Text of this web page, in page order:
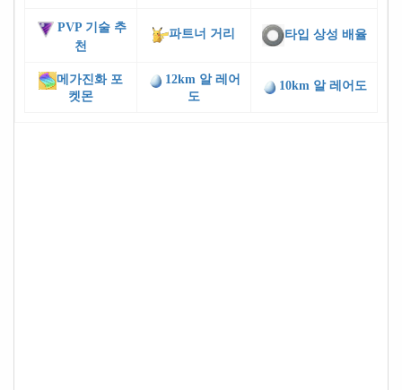
PVP 기술 추
천
파트너 거리 타입 상성 배율
메가진화 포
켓몬
12km 알 레어
도
10km 알 레어도